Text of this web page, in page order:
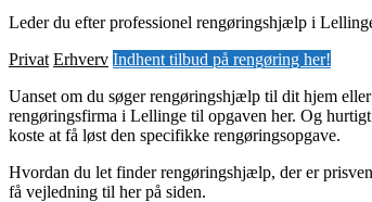
Leder du efter professionel rengøringshjælp i
Privat Erhverv Indhent tilbud på rengøring her!
Uanset om du søger rengøringshjælp til dit hjem
rengøringsfirma i Lellinge til opgaven her. Og
koste at få løst den specifikke rengøringsopgave.
Hvordan du let finder rengøringshjælp, der er
få vejledning til her på siden.